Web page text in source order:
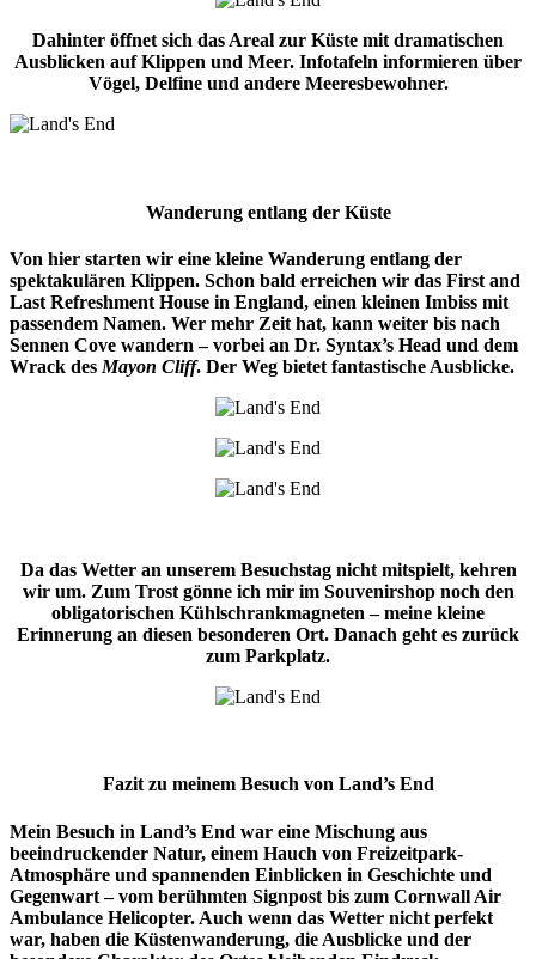
Dahinter öffnet sich das Areal zur Küste mit dramatischen
Ausblicken auf Klippen und Meer. Infotafeln informieren über
Vögel, Delfine und andere Meeresbewohner.
Wanderung entlang der Küste
Von hier starten wir eine kleine Wanderung entlang der
spektakulären Klippen. Schon bald erreichen wir das First and
Last Refreshment House in England, einen kleinen Imbiss mit
passendem Namen. Wer mehr Zeit hat, kann weiter bis nach
Sennen Cove wandern – vorbei an Dr. Syntax’s Head und dem
Wrack des Mayon Cliff. Der Weg bietet fantastische Ausblicke.
Da das Wetter an unserem Besuchstag nicht mitspielt, kehren
wir um. Zum Trost gönne ich mir im Souvenirshop noch den
obligatorischen Kühlschrankmagneten – meine kleine
Erinnerung an diesen besonderen Ort. Danach geht es zurück
zum Parkplatz.
Fazit zu meinem Besuch von Land’s End
Mein Besuch in Land’s End war eine Mischung aus
beeindruckender Natur, einem Hauch von Freizeitpark-
Atmosphäre und spannenden Einblicken in Geschichte und
Gegenwart – vom berühmten Signpost bis zum Cornwall Air
Ambulance Helicopter. Auch wenn das Wetter nicht perfekt
war, haben die Küstenwanderung, die Ausblicke und der